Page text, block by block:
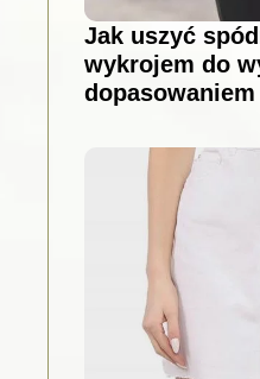
Jak uszyć
wykrojem do
dopasowaniem